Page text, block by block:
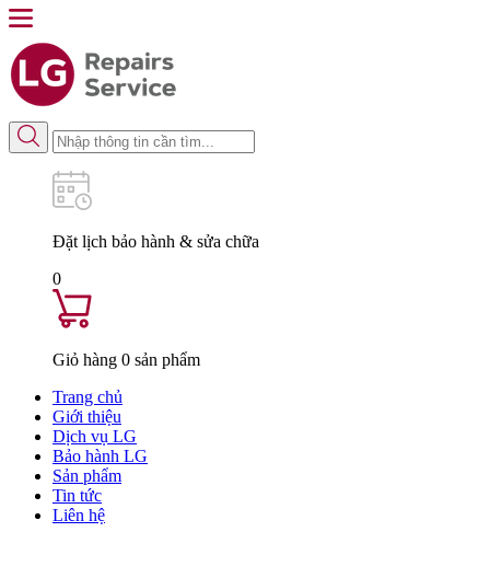
Đặt lịch bảo hành & sửa chữa
0
Giỏ hàng 0 sản phẩm
Trang chủ
Giới thiệu
Dịch vụ LG
Bảo hành LG
Sản phẩm
Tin tức
Liên hệ